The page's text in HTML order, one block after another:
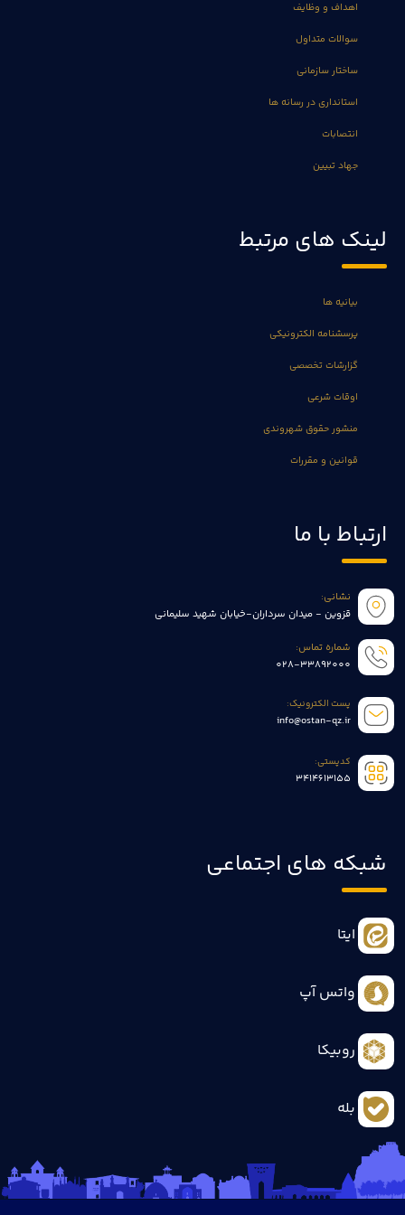
اهداف و وظایف
سوالات متداول
ساختار سازمانی
استانداری در رسانه ها
انتصابات
جهاد تبیین
لینک های مرتبط
بیانیه ها
پرسشنامه الکترونیکی
گزارشات تخصصی
اوقات شرعی
منشور حقوق شهروندی
قوانین و مقررات
ارتباط با ما
نشانی:
قزوین - میدان سرداران-خیابان شهید سلیمانی
شماره تماس:
028-33892000
پست الکترونیک:
info@ostan-qz.ir
کدپستی:
3414613155
شبکه های اجتماعی
ایتا
واتس آپ
روبیکا
بله